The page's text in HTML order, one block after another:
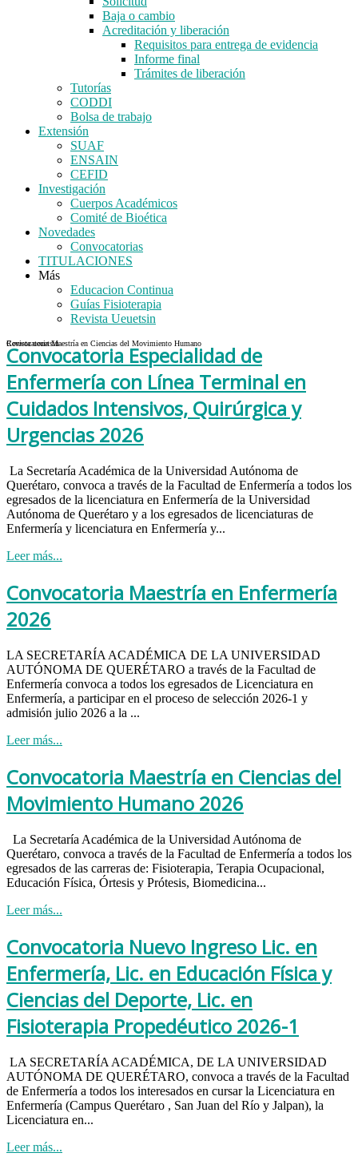
Baja o cambio
Acreditación y liberación
Requisitos para entrega de evidencia
Informe final
Trámites de liberación
Tutorías
CODDI
Bolsa de trabajo
Extensión
SUAF
ENSAIN
CEFID
Investigación
Cuerpos Académicos
Comité de Bioética
Novedades
Convocatorias
TITULACIONES
Más
Educacion Continua
Guías Fisioterapia
Revista Ueuetsin
Convocatoria Maestría en Ciencias del Movimiento Humano
Revista ueuetsin
Convocatoria Especialidad de
Enfermería con Línea Terminal en
Cuidados Intensivos, Quirúrgica y
Urgencias 2026
La Secretaría Académica de la Universidad Autónoma de
Querétaro, convoca a través de la Facultad de Enfermería a todos los
egresados de la licenciatura en Enfermería de la Universidad
Autónoma de Querétaro y a los egresados de licenciaturas de
Enfermería y licenciatura en Enfermería y...
Leer más...
Convocatoria Maestría en Enfermería
2026
LA SECRETARÍA ACADÉMICA DE LA UNIVERSIDAD
AUTÓNOMA DE QUERÉTARO a través de la Facultad de
Enfermería convoca a todos los egresados de Licenciatura en
Enfermería, a participar en el proceso de selección 2026-1 y
admisión julio 2026 a la ...
Leer más...
Convocatoria Maestría en Ciencias del
Movimiento Humano 2026
La Secretaría Académica de la Universidad Autónoma de
Querétaro, convoca a través de la Facultad de Enfermería a todos los
egresados de las carreras de: Fisioterapia, Terapia Ocupacional,
Educación Física, Órtesis y Prótesis, Biomedicina...
Leer más...
Convocatoria Nuevo Ingreso Lic. en
Enfermería, Lic. en Educación Física y
Ciencias del Deporte, Lic. en
Fisioterapia Propedéutico 2026-1
LA SECRETARÍA ACADÉMICA, DE LA UNIVERSIDAD
AUTÓNOMA DE QUERÉTARO, convoca a través de la Facultad
de Enfermería a todos los interesados en cursar la Licenciatura en
Enfermería (Campus Querétaro , San Juan del Río y Jalpan), la
Licenciatura en...
Leer más...